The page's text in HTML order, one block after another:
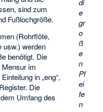
e
gr
o
ß
e
n
Pf
ei
fe
n
sind zum
Fußlochgröße.
(Rohrflöte,
usw.) werden
benötigt. Die
im
in „eng“,
Die
Umfang des